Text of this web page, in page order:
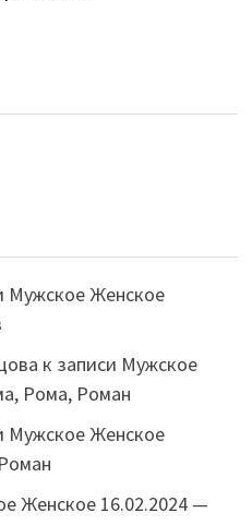
Мужское Женское
к записи Мужское
Рома, Роман
Мужское Женское
Женское 16.02.2024 —